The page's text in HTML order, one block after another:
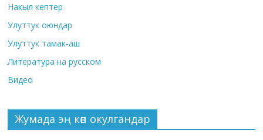
Накыл кептер
Улуттук оюндар
Улуттук тамак-аш
Литература на русском
Видео
Жумада эң көп окулгандар